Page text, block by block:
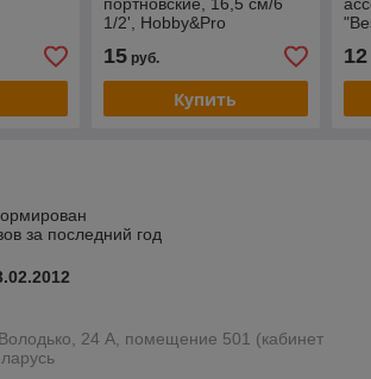
портновские, 16,5 см/6
1/2', Hobby&Pro
15руб.
Купить
12
за последний год
24 А, помещение 501 (кабинет